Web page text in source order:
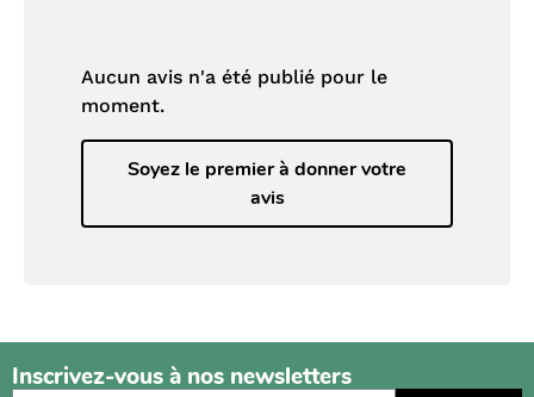
Aucun avis n'a été publié pour le
moment.
Soyez le premier à donner votre
avis
Inscrivez-vous à nos newsletters